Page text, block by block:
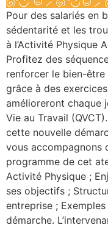
Pour des salariés en
sédentarité et les
à l’Activité Physique
Profitez des
renforcer le bien-être
grâce à des
amélioreront chaque
Vie au Travail
cette nouvelle
vous accompagnons
programme de cet
Activité Physique ;
ses objectifs ;
entreprise ;
démarche.